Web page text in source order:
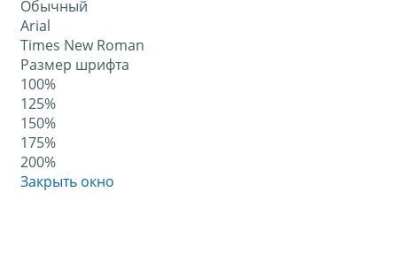
Обычный
Arial
Times New Roman
Размер шрифта
100%
125%
150%
175%
200%
Закрыть окно